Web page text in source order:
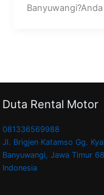
Duta Rental Motor
081336569988
Jl. Brigjen Katamso Gg.
Banyuwangi, Jawa Timur
Indonesia